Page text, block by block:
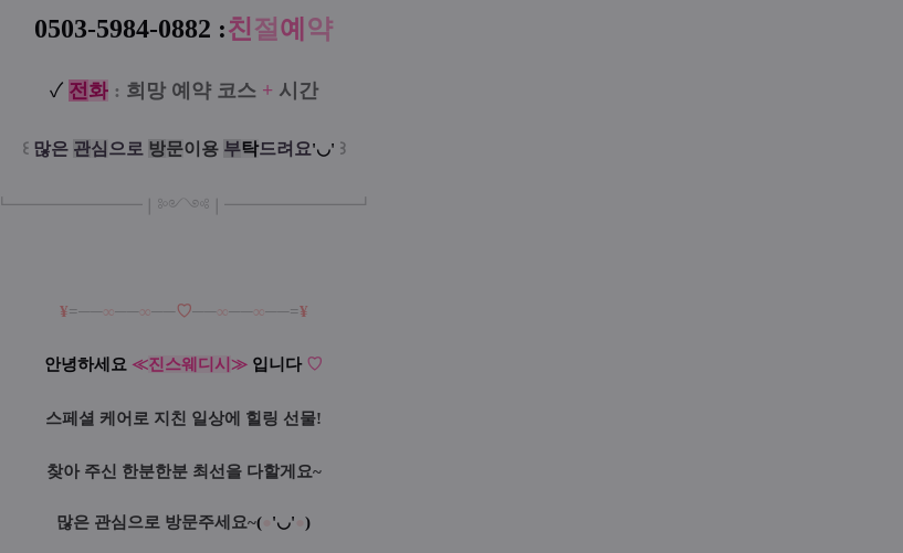
0503-5984-0882 :친절 예 약
✓ 전화 : 희망 예약 코스 + 시간
꒰ 많은 관심 으로 방문이 용 부탁드려요'◡' ꒱
┗━━━━━━━━ ❘༻༺❘ ━━━━━━━━┛
¥=──∞──∞──♡──∞──∞──=¥
안녕하세요 ≪진스웨디시 ≫ 입니다 ♡
스페셜 케어로 지친 일상에 힐링 선물!
찾아 주신 한분한분 최선을 다할게요~
많은 관심으로 방문주세요~( '◡' )